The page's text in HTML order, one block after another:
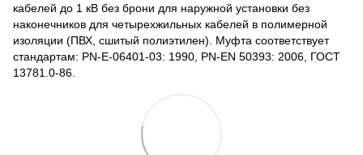
кабелей до 1 кВ без брони для наружной установки без
наконечников для четырехжильных кабелей в полимерной
изоляции (ПВХ, сшитый полиэтилен). Муфта соответствует
стандартам: PN-E-06401-03: 1990, PN-EN 50393: 2006, ГОСТ
13781.0-86.